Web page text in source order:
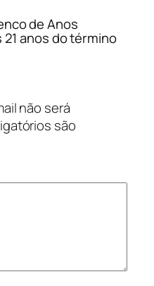
de Anos
anos do término
não será
são